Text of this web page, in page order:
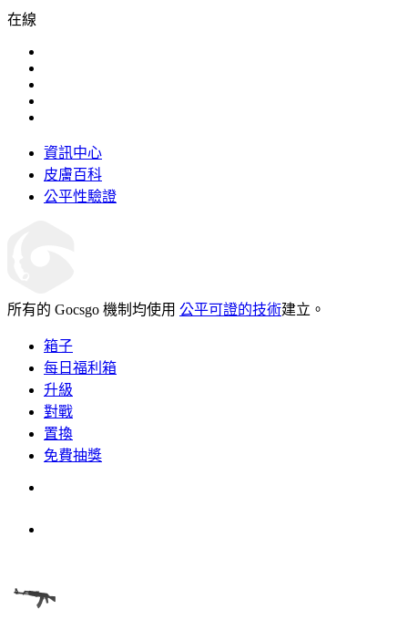
在線
資訊中心
皮膚百科
公平性驗證
所有的 Gocsgo 機制均使用 公平可證的技術建立。
箱子
每日福利箱
升級
對戰
置換
免費抽獎